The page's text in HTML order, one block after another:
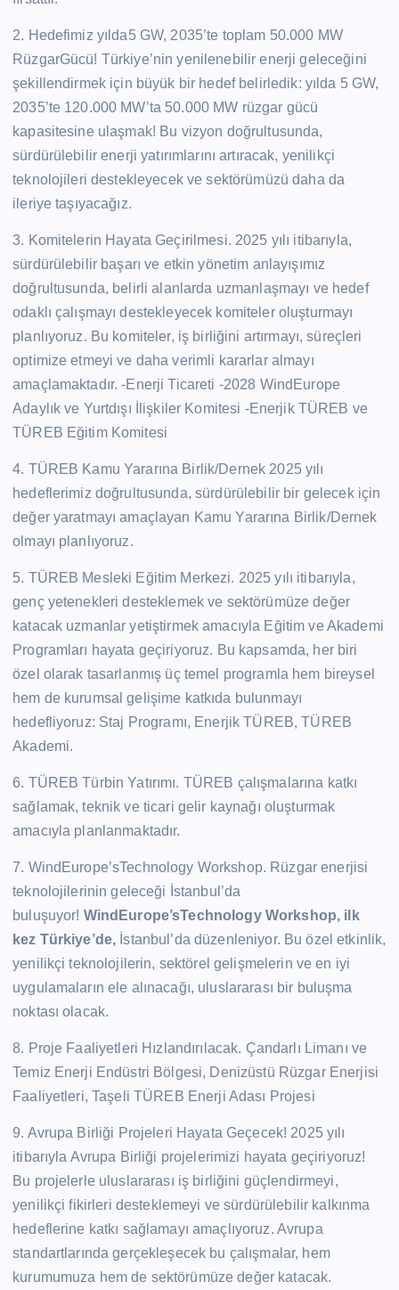
2. Hedefimiz yılda5 GW, 2035’te toplam 50.000 MW
RüzgarGücü! Türkiye’nin yenilenebilir enerji geleceğini
şekillendirmek için büyük bir hedef belirledik: yılda 5 GW,
2035’te 120.000 MW’ta 50.000 MW rüzgar gücü
kapasitesine ulaşmak! Bu vizyon doğrultusunda,
sürdürülebilir enerji yatırımlarını artıracak, yenilikçi
teknolojileri destekleyecek ve sektörümüzü daha da
ileriye taşıyacağız.
3. Komitelerin Hayata Geçirilmesi. 2025 yılı itibarıyla,
sürdürülebilir başarı ve etkin yönetim anlayışımız
doğrultusunda, belirli alanlarda uzmanlaşmayı ve hedef
odaklı çalışmayı destekleyecek komiteler oluşturmayı
planlıyoruz. Bu komiteler, iş birliğini artırmayı, süreçleri
optimize etmeyi ve daha verimli kararlar almayı
amaçlamaktadır. -Enerji Ticareti -2028 WindEurope
Adaylık ve Yurtdışı İlişkiler Komitesi -Enerjik TÜREB ve
TÜREB Eğitim Komitesi
4. TÜREB Kamu Yararına Birlik/Dernek 2025 yılı
hedeflerimiz doğrultusunda, sürdürülebilir bir gelecek için
değer yaratmayı amaçlayan Kamu Yararına Birlik/Dernek
olmayı planlıyoruz.
5. TÜREB Mesleki Eğitim Merkezi. 2025 yılı itibarıyla,
genç yetenekleri desteklemek ve sektörümüze değer
katacak uzmanlar yetiştirmek amacıyla Eğitim ve Akademi
Programları hayata geçiriyoruz. Bu kapsamda, her biri
özel olarak tasarlanmış üç temel programla hem bireysel
hem de kurumsal gelişime katkıda bulunmayı
hedefliyoruz: Staj Programı, Enerjik TÜREB, TÜREB
Akademi.
6. TÜREB Türbin Yatırımı. TÜREB çalışmalarına katkı
sağlamak, teknik ve ticari gelir kaynağı oluşturmak
amacıyla planlanmaktadır.
7. WindEurope’sTechnology Workshop. Rüzgar enerjisi
teknolojilerinin geleceği İstanbul’da
buluşuyor! WindEurope’sTechnology Workshop, ilk
kez Türkiye’de, İstanbul’da düzenleniyor. Bu özel etkinlik,
yenilikçi teknolojilerin, sektörel gelişmelerin ve en iyi
uygulamaların ele alınacağı, uluslararası bir buluşma
noktası olacak.
8. Proje Faaliyetleri Hızlandırılacak. Çandarlı Limanı ve
Temiz Enerji Endüstri Bölgesi, Denizüstü Rüzgar Enerjisi
Faaliyetleri, Taşeli TÜREB Enerji Adası Projesi
9. Avrupa Birliği Projeleri Hayata Geçecek! 2025 yılı
itibarıyla Avrupa Birliği projelerimizi hayata geçiriyoruz!
Bu projelerle uluslararası iş birliğini güçlendirmeyi,
yenilikçi fikirleri desteklemeyi ve sürdürülebilir kalkınma
hedeflerine katkı sağlamayı amaçlıyoruz. Avrupa
standartlarında gerçekleşecek bu çalışmalar, hem
kurumumuza hem de sektörümüze değer katacak.